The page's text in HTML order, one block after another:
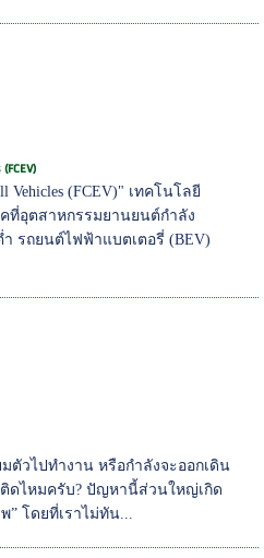
Vehicles (FCEV)" เทคโนโลยี
ที่อุตสาหกรรมยานยนต์กำลัง
รถยนต์ไฟฟ้าแบตเตอรี่ (BEV)
ตัวไปทำงาน หรือกำลังจะออกเดิน
ดไหมครับ? ปัญหานี้ส่วนใหญ่เกิด
” โดยที่เราไม่ทัน...